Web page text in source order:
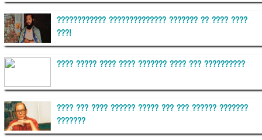
???????????? ?????????????? ??????? ?? ???? ????
???!
???? ????? ???? ???? ??????? ???? ??? ??????????
???? ??? ???? ?????? ????? ??? ??? ?????? ???????
???????